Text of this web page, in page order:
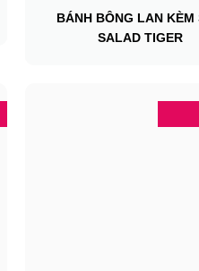
BÁNH BÔNG LAN KÈM
SALAD TIGER